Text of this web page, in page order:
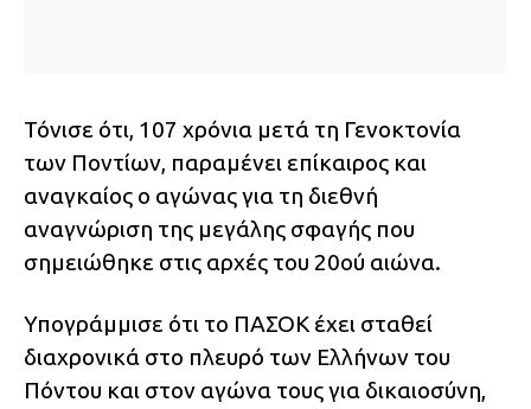
Τόνισε ότι, 107 χρόνια μετά τη Γενοκτονία
των Ποντίων, παραμένει επίκαιρος και
αναγκαίος ο αγώνας για τη διεθνή
αναγνώριση της μεγάλης σφαγής που
σημειώθηκε στις αρχές του 20ού αιώνα.
Υπογράμμισε ότι το ΠΑΣΟΚ έχει σταθεί
διαχρονικά στο πλευρό των Ελλήνων του
Πόντου και στον αγώνα τους για δικαιοσύνη,